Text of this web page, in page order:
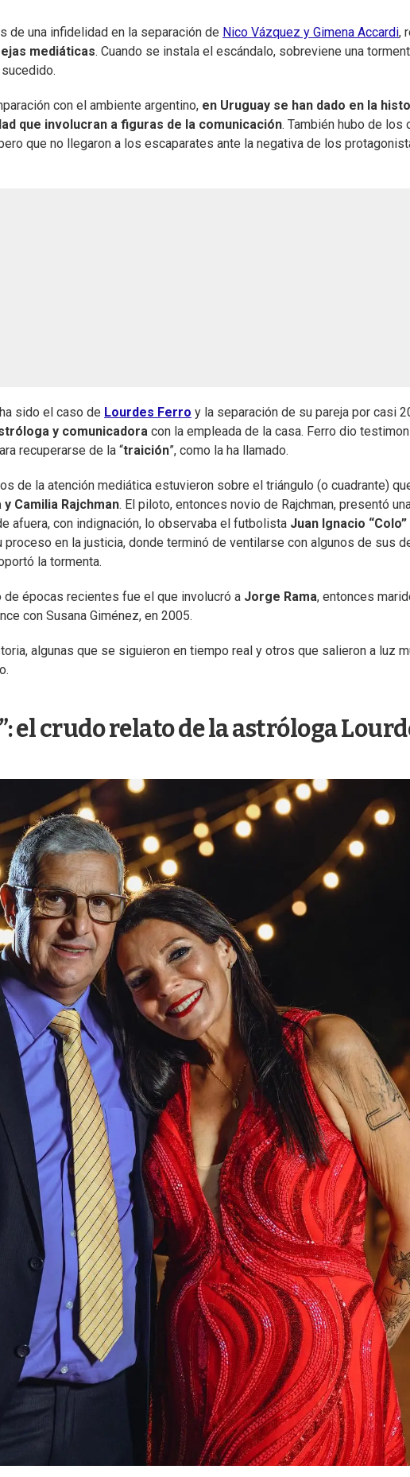
de una infidelidad en la separación de Nico Vázquez y Gimena Accardi,
mediáticas. Cuando se instala el escándalo, sobreviene una
con el ambiente argentino, en Uruguay se han dado en la
que involucran a figuras de la comunicación. También hubo de los
que no llegaron a los escaparates ante la negativa de los
sido el caso de Lourdes Ferro y la separación de su pareja por casi
y comunicadora con la empleada de la casa. Ferro dio
recuperarse de la “traición”, como la ha llamado.
de la atención mediática estuvieron sobre el triángulo (o cuadrante)
Camilia Rajchman. El piloto, entonces novio de Rajchman, presentó
afuera, con indignación, lo observaba el futbolista Juan Ignacio
proceso en la justicia, donde terminó de ventilarse con algunos de sus
la tormenta.
épocas recientes fue el que involucró a Jorge Rama, entonces
con Susana Giménez, en 2005.
algunas que se siguieron en tiempo real y otros que salieron a luz
el crudo relato de la astróloga